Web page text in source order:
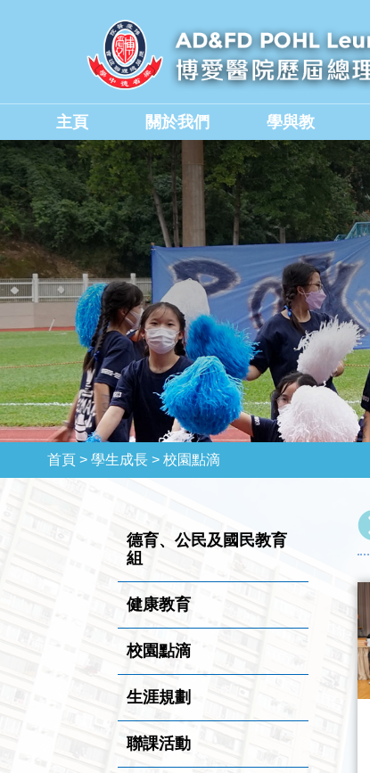
主頁 關於我們 學與教
首頁 > 學生成長 > 校園點滴
德育、公民及國民教育
組
健康教育
校園點滴
生涯規劃
聯課活動